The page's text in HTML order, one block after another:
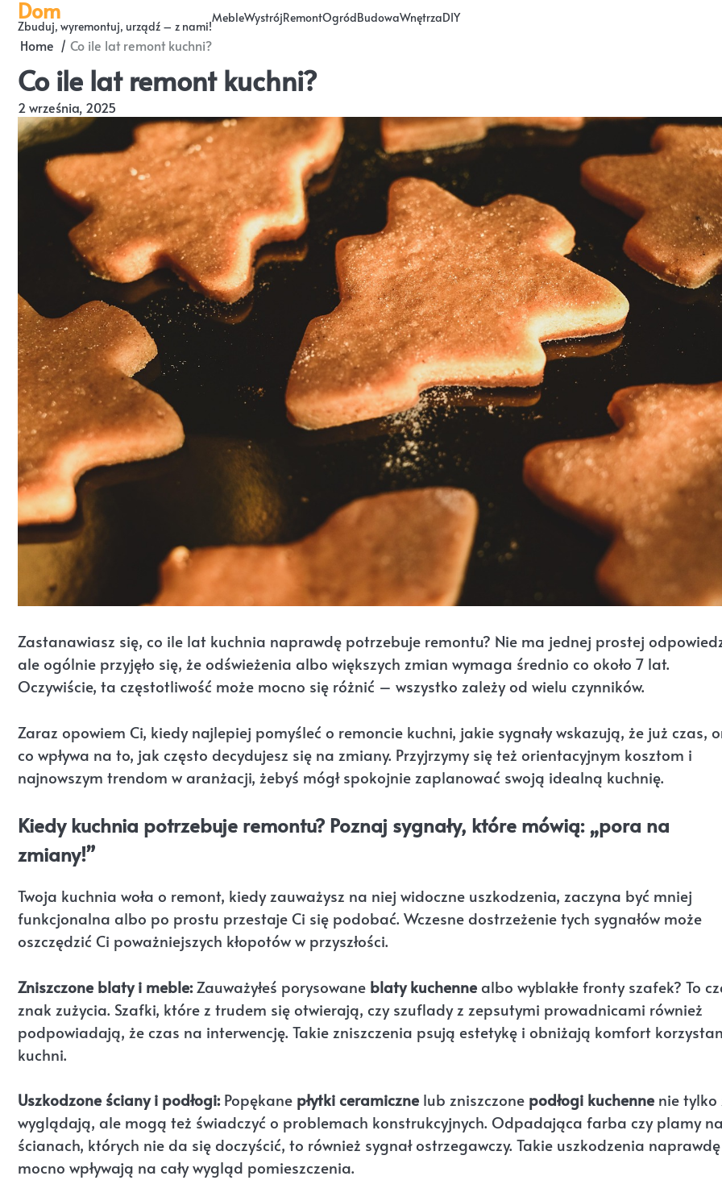
Skip
content
Dom
Zbuduj, wyremontuj, urządź – z nami!
MebleWystrójRemontOgródBudowaWnętrzaDIY
Home Co ile lat remont kuchni?
Co ile lat remont kuchni?
2 września, 2025
Zastanawiasz się, co ile lat kuchnia naprawdę potrzebuje remontu? Nie ma jednej prostej
ale ogólnie przyjęło się, że odświeżenia albo większych zmian wymaga średnio co około 7 lat.
Oczywiście, ta częstotliwość może mocno się różnić – wszystko zależy od wielu czynników.
Zaraz opowiem Ci, kiedy najlepiej pomyśleć o remoncie kuchni, jakie sygnały wskazują, że już czas,
co wpływa na to, jak często decydujesz się na zmiany. Przyjrzymy się też orientacyjnym kosztom i
najnowszym trendom w aranżacji, żebyś mógł spokojnie zaplanować swoją idealną kuchnię.
Kiedy kuchnia potrzebuje remontu? Poznaj sygnały, które mówią: „pora na
zmiany!”
Twoja kuchnia woła o remont, kiedy zauważysz na niej widoczne uszkodzenia, zaczyna być mniej
funkcjonalna albo po prostu przestaje Ci się podobać. Wczesne dostrzeżenie tych sygnałów może
oszczędzić Ci poważniejszych kłopotów w przyszłości.
Zniszczone blaty i meble:Zauważyłeś porysowane blaty kuchennealbo wyblakłe fronty szafek? To
znak zużycia. Szafki, które z trudem się otwierają, czy szuflady z zepsutymi prowadnicami również
podpowiadają, że czas na interwencję. Takie zniszczenia psują estetykę i obniżają komfort
kuchni.
Uszkodzone ściany i podłogi:Popękane płytki ceramiczne lub zniszczone podłogi kuchenne nie tylko
wyglądają, ale mogą też świadczyć o problemach konstrukcyjnych. Odpadająca farba czy plamy na
ścianach, których nie da się doczyścić, to również sygnał ostrzegawczy. Takie uszkodzenia naprawdę
mocno wpływają na cały wygląd pomieszczenia.